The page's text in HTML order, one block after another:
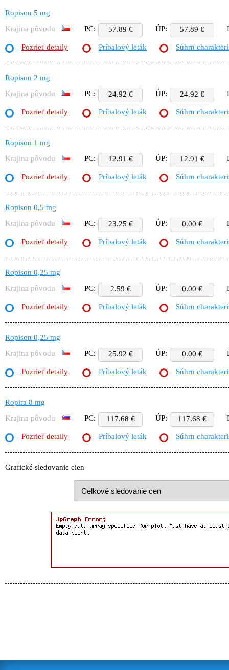
Ropison 5 mg
Krajina pôvodu
PC: 57.89 € ÚP: 57.89 €
Pozrieť detaily Príbalový leták Súhrn
Ropison 2 mg
Krajina pôvodu
PC: 24.92 € ÚP: 24.92 €
Pozrieť detaily Príbalový leták Súhrn
Ropison 1 mg
Krajina pôvodu
PC: 12.91 € ÚP: 12.91 €
Pozrieť detaily Príbalový leták Súhrn
Ropison 0,5 mg
Krajina pôvodu
PC: 23.25 € ÚP: 0.00 €
Pozrieť detaily Príbalový leták Súhrn
Ropison 0,25 mg
Krajina pôvodu
PC: 2.59 € ÚP: 0.00 €
Pozrieť detaily Príbalový leták Súhrn
Ropison 0,25 mg
Krajina pôvodu
PC: 25.92 € ÚP: 0.00 €
Pozrieť detaily Príbalový leták Súhrn
Ropira 8 mg
Krajina pôvodu
PC: 117.68 € ÚP: 117.68 €
Pozrieť detaily Príbalový leták Súhrn
Grafické sledovanie cien